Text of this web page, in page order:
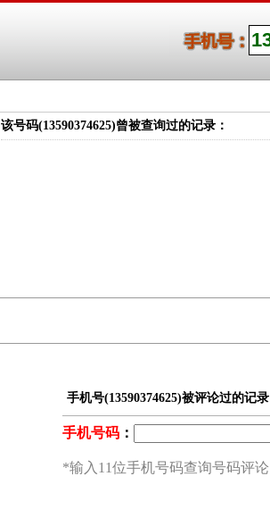
该号码(13590374625)曾被查询过的记录：
手机号(13590374625)被评论过的记录